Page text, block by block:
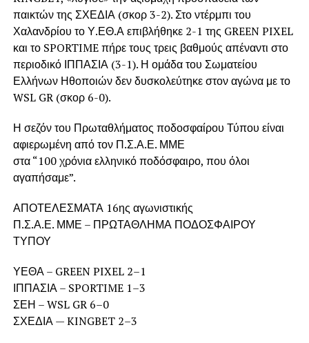
παικτών της ΣΧΕΔΙΑ (σκορ 3-2). Στο ντέρμπι του
Χαλανδρίου το Υ.ΕΘ.Α επιβλήθηκε 2-1 της GREEN PIXEL
και το SPORTIME πήρε τους τρεις βαθμούς απέναντι στο
περιοδικό ΙΠΠΑΣΙΑ (3-1). Η ομάδα του Σωματείου
Ελλήνων Ηθοποιών δεν δυσκολεύτηκε στον αγώνα με το
WSL GR (σκορ 6-0).
Η σεζόν του Πρωταθλήματος ποδοσφαίρου Τύπου είναι
αφιερωμένη από τον Π.Σ.Α.Ε. ΜΜΕ
στα “100 χρόνια ελληνικό ποδόσφαιρο, που όλοι
αγαπήσαμε”.
ΑΠΟΤΕΛΕΣΜΑΤΑ 16ης αγωνιστικής
Π.Σ.Α.Ε. ΜΜΕ – ΠΡΩΤΑΘΛΗΜΑ ΠΟΔΟΣΦΑΙΡΟΥ
ΤΥΠΟΥ
ΥΕΘΑ – GREEN PIXEL 2–1
ΙΠΠΑΣΙΑ – SPORTIME 1–3
ΣΕΗ – WSL GR 6–0
ΣΧΕΔΙΑ — KINGBET 2–3